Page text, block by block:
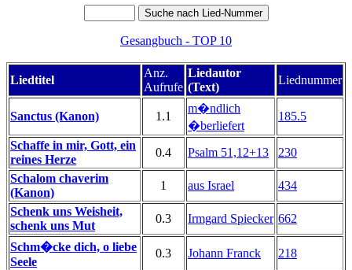
Gesangbuch - TOP 10
Liedtitel
Anz.
Aufrufe
Liedautor
(Text)
Liednummer
Sanctus (Kanon) 1.1
m�ndlich
�berliefert
185.5
Schaffe in mir, Gott, ein
reines Herze
0.4 Psalm 51,12+13
230
Schalom chaverim
(Kanon)
1 aus Israel
434
Schenk uns Weisheit,
schenk uns Mut
0.3 Irmgard Spiecker 662
Schm�cke dich, o liebe
Seele
0.3 Johann Franck 218